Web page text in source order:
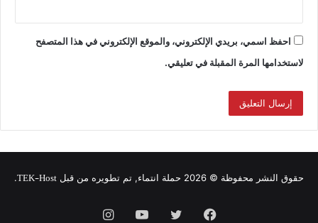
احفظ اسمي، بريدي الإلكتروني، والموقع الإلكتروني في هذا المتصفح
لاستخدامها المرة المقبلة في تعليقي.
حقوق النشر محفوظة © 2026 حملة انتماء, تم تطويره من قبل TEK-Host
.
فيسبوك تويتر يوتيوبانستقرام